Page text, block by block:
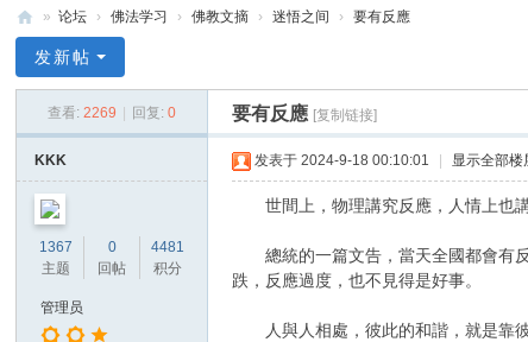
净
心
» 论坛 › 佛法学习 › 佛教文摘 › 迷悟之间 › 要有反應
发新帖
查看: 2269 回复: 0 要有反應 [复制链接]
KKK
1367
主题
0
回帖
4481
积分
管理员
发表于 2024-9-18 00:10:01 显示全部楼
世間上，物理講究反應，人情上也講
總統的一篇文告，當天全國都會有反
跌，反應過度，也不見得是好事。
人與人相處，彼此的和諧，就是靠彼